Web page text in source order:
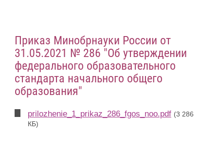
Приказ Минобрнауки России от
31.05.2021 № 286 "Об утверждении
федерального образовательного
стандарта начального общего
образования"
prilozhenie_1_prikaz_286_fgos_noo.pdf (3 286
КБ)